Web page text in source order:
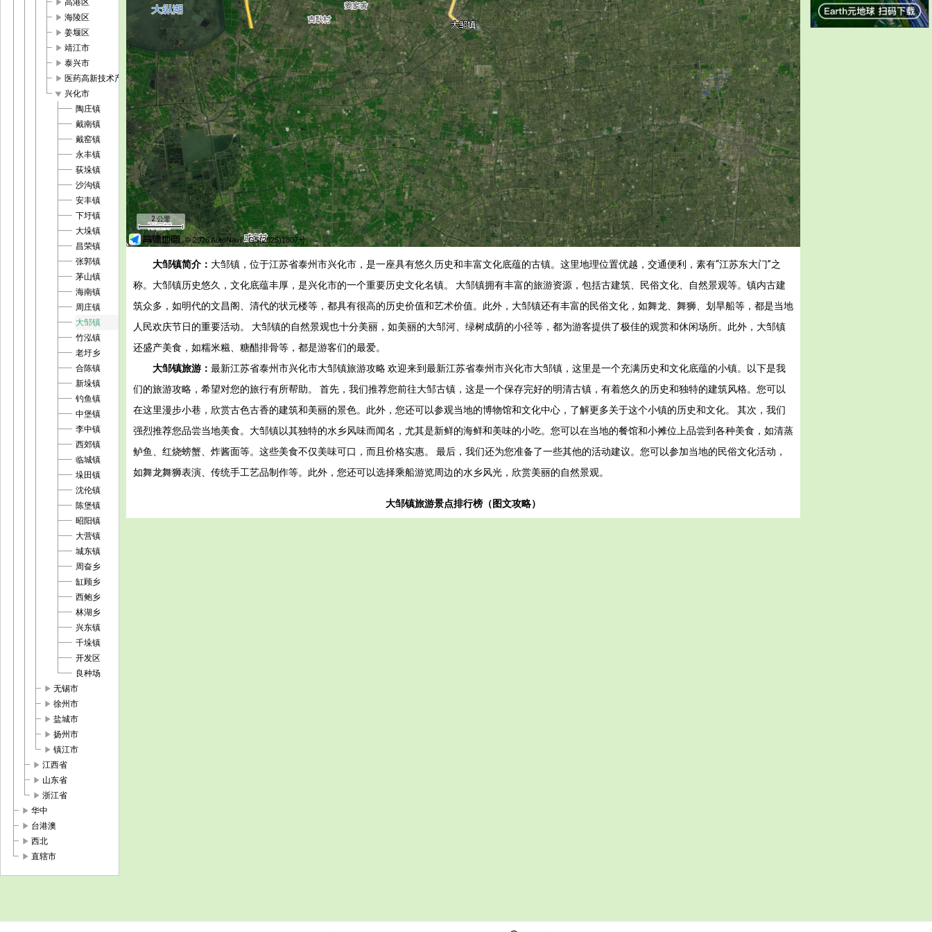
高港区
play_arrow 海陵区
play_arrow 姜堰区
play_arrow 靖江市
play_arrow 泰兴市
play_arrow 医药高新技术产业开发区
play_arrow 兴化市
陶庄镇
戴南镇
戴窑镇
永丰镇
荻垛镇
沙沟镇
安丰镇
下圩镇
大垛镇
昌荣镇
张郭镇
茅山镇
海南镇
周庄镇
大邹镇
竹泓镇
老圩乡
合陈镇
新垛镇
钓鱼镇
中堡镇
李中镇
西郊镇
临城镇
垛田镇
沈伦镇
陈堡镇
昭阳镇
大营镇
城东镇
周奋乡
缸顾乡
西鲍乡
林湖乡
兴东镇
千垛镇
开发区
良种场
play_arrow 无锡市
play_arrow 徐州市
play_arrow 盐城市
play_arrow 扬州市
play_arrow 镇江市
play_arrow 江西省
play_arrow 山东省
play_arrow 浙江省
play_arrow 华中
play_arrow 台港澳
play_arrow 西北
play_arrow 直辖市
2 公里
© 2026 AutoNavi- GS(2025)1807号
大邹镇简介： 大邹镇，位于江苏省泰州市兴化市，是一座具有悠久历史和丰富文化底蕴的古镇。这里地理位置优越，交通便利，素有“江苏东大门”之
称。大邹镇历史悠久，文化底蕴丰厚，是兴化市的一个重要历史文化名镇。 大邹镇拥有丰富的旅游资源，包括古建筑、民俗文化、自然景观等。镇内古建
筑众多，如明代的文昌阁、清代的状元楼等，都具有很高的历史价值和艺术价值。此外，大邹镇还有丰富的民俗文化，如舞龙、舞狮、划旱船等，都是当地
人民欢庆节日的重要活动。 大邹镇的自然景观也十分美丽，如美丽的大邹河、绿树成荫的小径等，都为游客提供了极佳的观赏和休闲场所。此外，大邹镇
还盛产美食，如糯米糍、糖醋排骨等，都是游客们的最爱。
大邹镇旅游： 最新江苏省泰州市兴化市大邹镇旅游攻略 欢迎来到最新江苏省泰州市兴化市大邹镇，这里是一个充满历史和文化底蕴的小镇。以下是我
们的旅游攻略，希望对您的旅行有所帮助。 首先，我们推荐您前往大邹古镇，这是一个保存完好的明清古镇，有着悠久的历史和独特的建筑风格。您可以
在这里漫步小巷，欣赏古色古香的建筑和美丽的景色。此外，您还可以参观当地的博物馆和文化中心，了解更多关于这个小镇的历史和文化。 其次，我们
强烈推荐您品尝当地美食。大邹镇以其独特的水乡风味而闻名，尤其是新鲜的海鲜和美味的小吃。您可以在当地的餐馆和小摊位上品尝到各种美食，如清蒸
鲈鱼、红烧螃蟹、炸酱面等。这些美食不仅美味可口，而且价格实惠。 最后，我们还为您准备了一些其他的活动建议。您可以参加当地的民俗文化活动，
如舞龙舞狮表演、传统手工艺品制作等。此外，您还可以选择乘船游览周边的水乡风光，欣赏美丽的自然景观。
大邹镇旅游景点排行榜（图文攻略）